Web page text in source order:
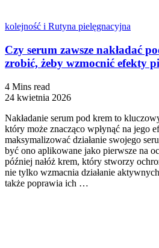
kolejność i Rutyna pielęgnacyjna
Czy serum zawsze nakładać
zrobić, żeby wzmocnić efekty
4 Mins read
24 kwietnia 2026
Nakładanie serum pod krem to
który może znacząco wpłynąć na jego
maksymalizować działanie swojego
być ono aplikowane jako pierwsze na
później nałóż krem, który stworzy
nie tylko wzmacnia działanie
także poprawia ich …